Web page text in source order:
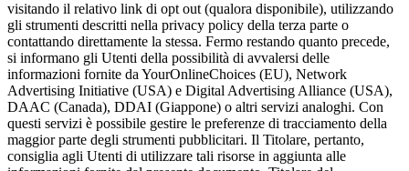
visitando il relativo link di opt out (qualora disponibile), utilizzando
gli strumenti descritti nella privacy policy della terza parte o
contattando direttamente la stessa. Fermo restando quanto precede,
si informano gli Utenti della possibilità di avvalersi delle
informazioni fornite da YourOnlineChoices (EU), Network
Advertising Initiative (USA) e Digital Advertising Alliance (USA),
DAAC (Canada), DDAI (Giappone) o altri servizi analoghi. Con
questi servizi è possibile gestire le preferenze di tracciamento della
maggior parte degli strumenti pubblicitari. Il Titolare, pertanto,
consiglia agli Utenti di utilizzare tali risorse in aggiunta alle